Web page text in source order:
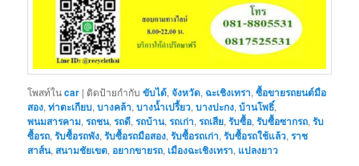
โพสท์ในcar | ติดป้ายกำกับ ขับได้,จังหวัด, ฉะเชิงเทรา,ซื้อขายรถยนต์มือ
สอง,ท่าตะเกียบ,บางคล้า,บางน้ำเปรี้ยว,บางปะกง,บ้านโพธิ์,
พนมสารคาม,รถชน,รถดี,รถบ้าน,รถเก่า,รถเสีย,รับซื้อ,รับซื้อซากรถ,รับ
ซื้อรถ,รับซื้อรถพัง,รับซื้อรถมือสอง,รับซื้อรถเก่า,รับซื้อรถใช้แล้ว,ราช
สาส์น, สนามชัยเขต, อยากขายรถ, เมืองฉะเชิงเทรา, แปลงยาว